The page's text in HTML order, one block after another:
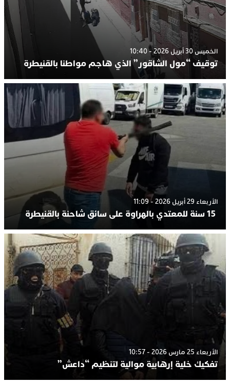
الخميس 30 أبريل 2026 - 10:40
توقيف “مول الشاقور” الذي هاجم مواطنا بالقنيطرة
الأربعاء 29 أبريل 2026 - 11:09
الأربعاء 25 مارس 2026 - 10:57
تفكيك خلية إرهابية موالية لتنظيم “داعش”